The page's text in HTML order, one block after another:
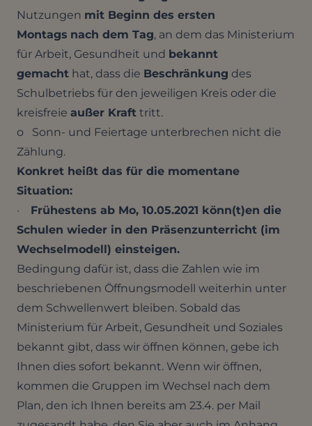
Nutzungen mit Beginn des ersten
Montags nach dem Tag, an dem das Ministerium
für Arbeit, Gesundheit und bekannt
gemacht hat, dass die Beschränkung des
Schulbetriebs für den jeweiligen Kreis oder die
kreisfreie außer Kraft tritt.
o Sonn- und Feiertage unterbrechen nicht die
Zählung.
Konkret heißt das für die momentane
Situation:
· Frühestens ab Mo, 10.05.2021 könn(t)en die
Schulen wieder in den Präsenzunterricht (im
Wechselmodell) einsteigen.
Bedingung dafür ist, dass die Zahlen wie im
beschriebenen Öffnungsmodell weiterhin unter
dem Schwellenwert bleiben. Sobald das
Ministerium für Arbeit, Gesundheit und Soziales
bekannt gibt, dass wir öffnen können, gebe ich
Ihnen dies sofort bekannt. Wenn wir öffnen,
kommen die Gruppen im Wechsel nach dem
Plan, den ich Ihnen bereits am 23.4. per Mail